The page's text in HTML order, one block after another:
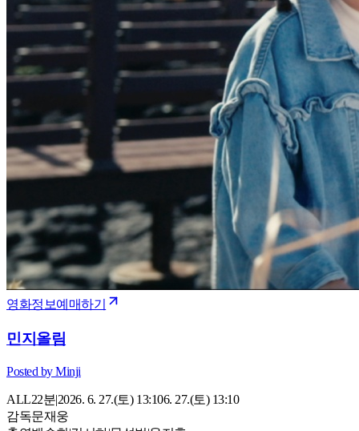
영화정보예매하기
민지올림
Posted by Minji
ALL22분|2026. 6. 27.(토) 13:106. 27.(토) 13:10
감독문재웅